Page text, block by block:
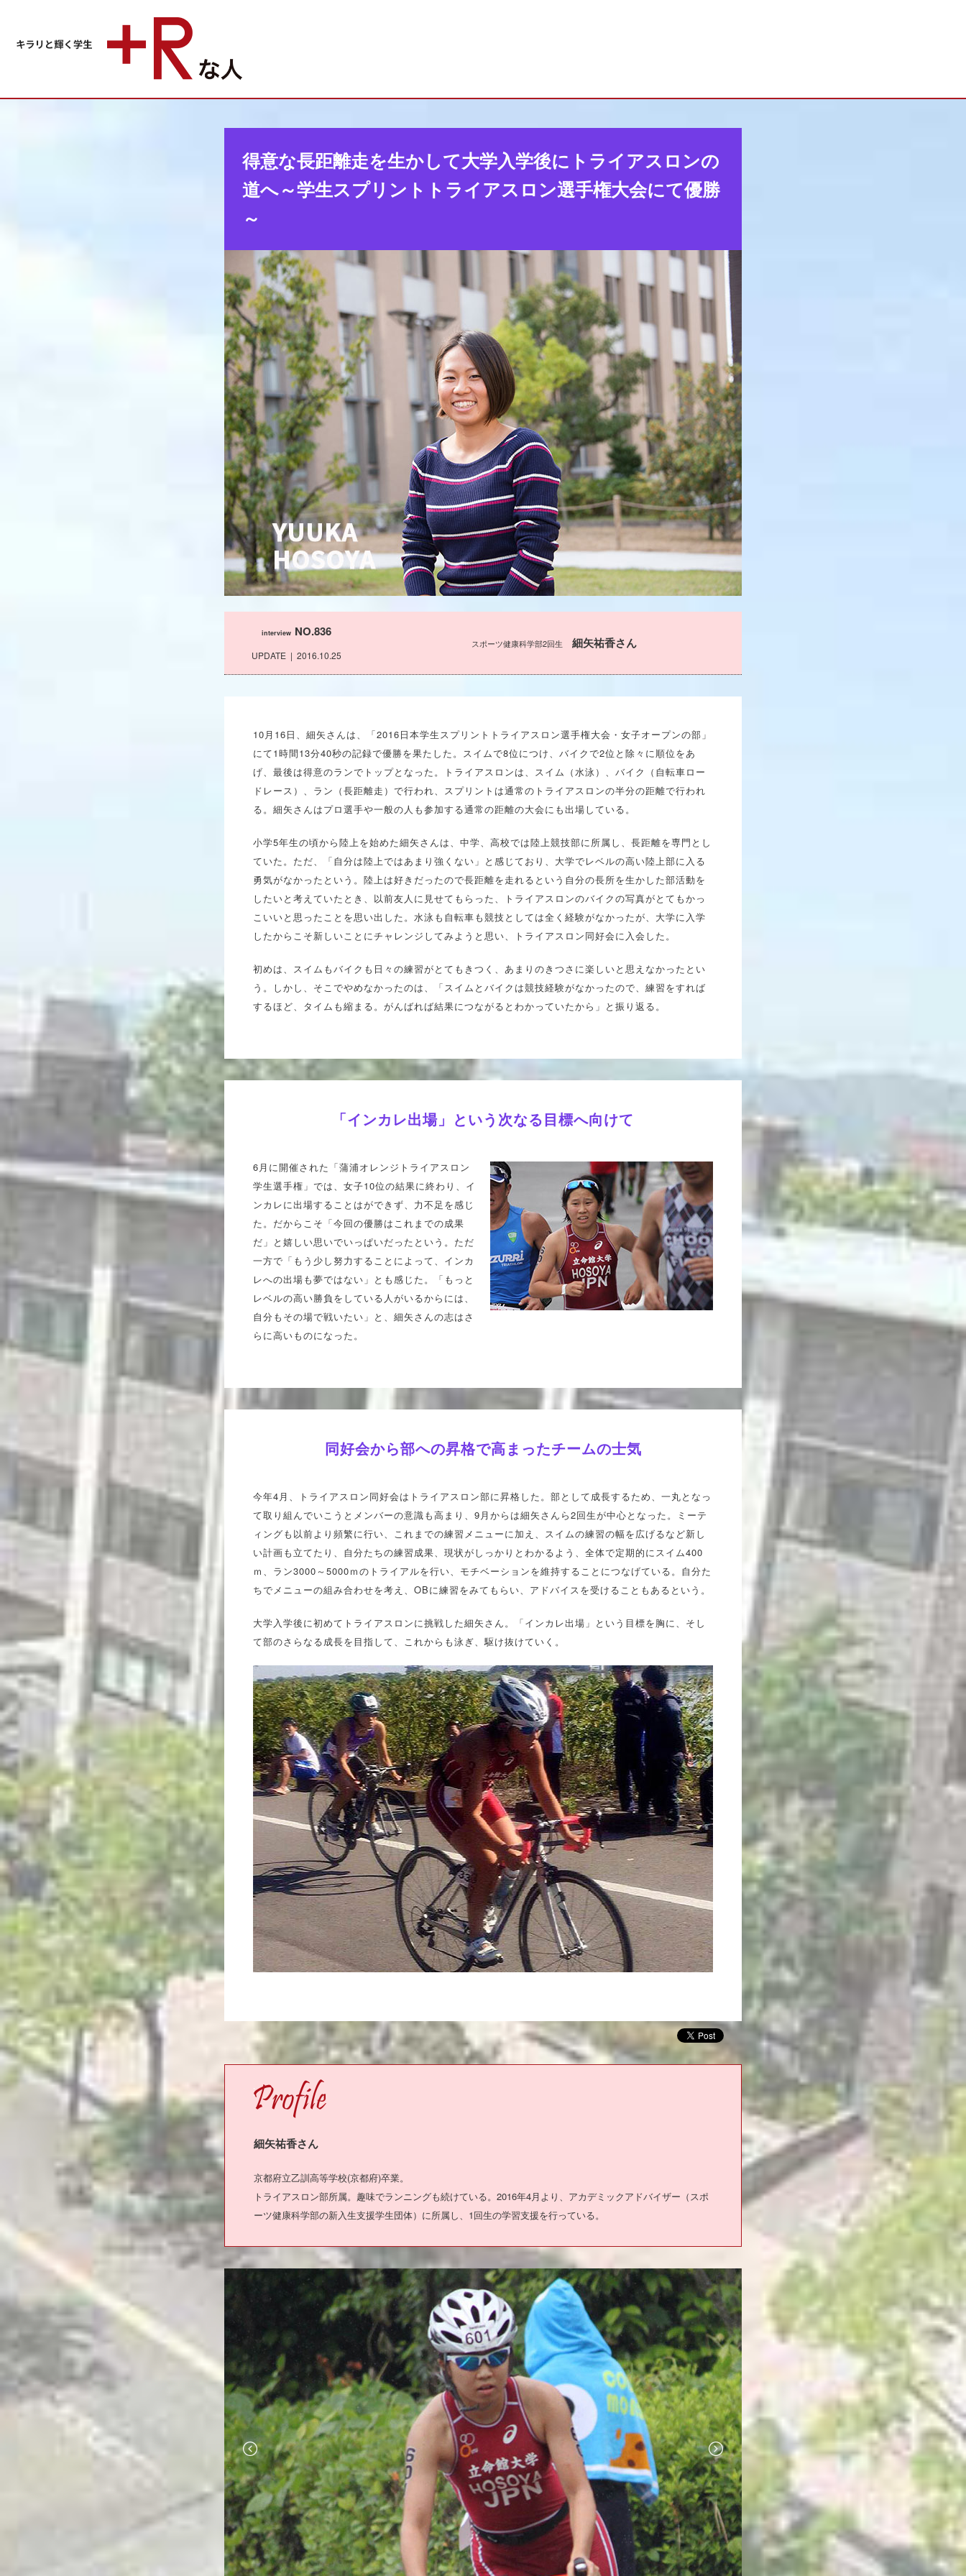
得意な長距離走を生かして大学入学後にトライアスロンの
道へ～学生スプリントトライアスロン選手権大会にて優勝
～
interview NO.836
UPDATE 2016.10.25
スポーツ健康科学部2回生 細矢祐香さん
10月16日、細矢さんは、「2016日本学生スプリントトライアスロン選手権大会・女子オープンの部」
にて1時間13分40秒の記録で優勝を果たした。スイムで8位につけ、バイクで2位と除々に順位をあ
げ、最後は得意のランでトップとなった。トライアスロンは、スイム（水泳）、バイク（自転車ロー
ドレース）、ラン（長距離走）で行われ、スプリントは通常のトライアスロンの半分の距離で行われ
る。細矢さんはプロ選手や一般の人も参加する通常の距離の大会にも出場している。
小学5年生の頃から陸上を始めた細矢さんは、中学、高校では陸上競技部に所属し、長距離を専門とし
ていた。ただ、「自分は陸上ではあまり強くない」と感じており、大学でレベルの高い陸上部に入る
勇気がなかったという。陸上は好きだったので長距離を走れるという自分の長所を生かした部活動を
したいと考えていたとき、以前友人に見せてもらった、トライアスロンのバイクの写真がとてもかっ
こいいと思ったことを思い出した。水泳も自転車も競技としては全く経験がなかったが、大学に入学
したからこそ新しいことにチャレンジしてみようと思い、トライアスロン同好会に入会した。
初めは、スイムもバイクも日々の練習がとてもきつく、あまりのきつさに楽しいと思えなかったとい
う。しかし、そこでやめなかったのは、「スイムとバイクは競技経験がなかったので、練習をすれば
するほど、タイムも縮まる。がんばれば結果につながるとわかっていたから」と振り返る。
「インカレ出場」という次なる目標へ向けて
6月に開催された「蒲浦オレンジトライアスロン
学生選手権」では、女子10位の結果に終わり、イ
ンカレに出場することはができず、力不足を感じ
た。だからこそ「今回の優勝はこれまでの成果
だ」と嬉しい思いでいっぱいだったという。ただ
一方で「もう少し努力することによって、インカ
レへの出場も夢ではない」とも感じた。「もっと
レベルの高い勝負をしている人がいるからには、
自分もその場で戦いたい」と、細矢さんの志はさ
らに高いものになった。
同好会から部への昇格で高まったチームの士気
今年4月、トライアスロン同好会はトライアスロン部に昇格した。部として成長するため、一丸となっ
て取り組んでいこうとメンバーの意識も高まり、9月からは細矢さんら2回生が中心となった。ミーテ
ィングも以前より頻繁に行い、これまでの練習メニューに加え、スイムの練習の幅を広げるなど新し
い計画も立てたり、自分たちの練習成果、現状がしっかりとわかるよう、全体で定期的にスイム400
ｍ、ラン3000～5000ｍのトライアルを行い、モチベーションを維持することにつなげている。自分た
ちでメニューの組み合わせを考え、OBに練習をみてもらい、アドバイスを受けることもあるという。
大学入学後に初めてトライアスロンに挑戦した細矢さん。「インカレ出場」という目標を胸に、そし
て部のさらなる成長を目指して、これからも泳ぎ、駆け抜けていく。
PROFILE
細矢祐香さん
京都府立乙訓高等学校(京都府)卒業。
トライアスロン部所属。趣味でランニングも続けている。2016年4月より、アカデミックアドバイザー（スポ
ーツ健康科学部の新入生支援学生団体）に所属し、1回生の学習支援を行っている。